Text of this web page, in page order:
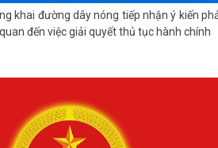
khai đường dây nóng tiếp nhận ý kiến
đến việc giải quyết thủ tục hành chính